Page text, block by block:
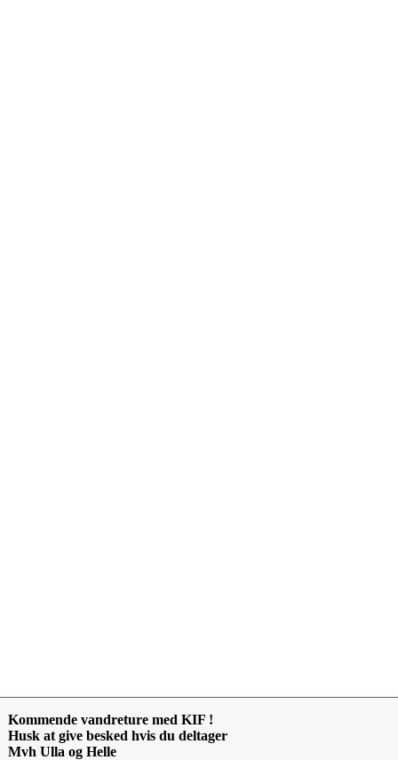
Kommende vandreture med KIF !
Husk at give besked hvis du deltager
Mvh Ulla og Helle